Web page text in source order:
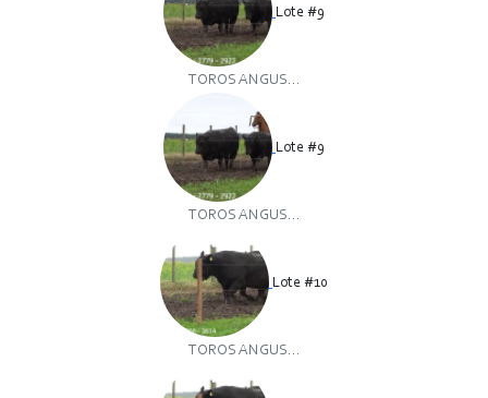
Lote #9
TOROS ANGUS...
Lote #9
TOROS ANGUS...
Lote #10
TOROS ANGUS...